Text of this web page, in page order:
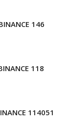
146
118
114051